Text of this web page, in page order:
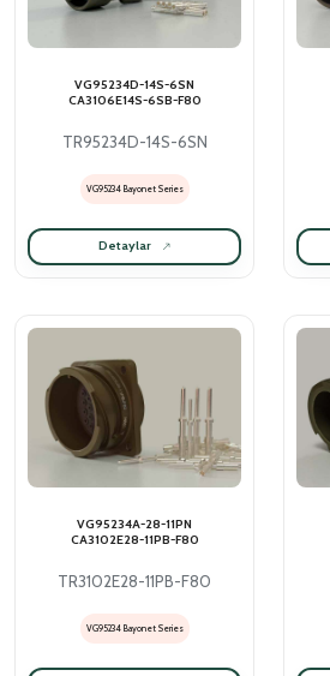
VG95234D-14S-6SN
CA3106E14S-6SB-F80
TR95234D-14S-6SN
VG95234 Bayonet Series
Detaylar
VG95234A-28-11PN
CA3102E28-11PB-F80
TR3102E28-11PB-F80
VG95234 Bayonet Series